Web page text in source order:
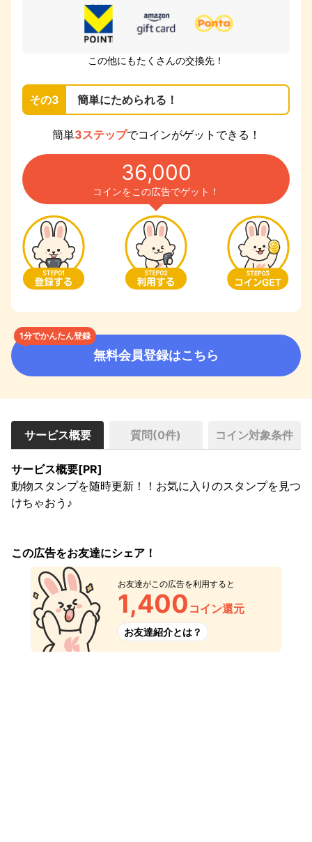
この他にもたくさんの交換先！
その3 簡単にためられる！
簡単3ステップでコインがゲットできる！
36,000
コインをこの広告でゲット！
1分でかんたん登録
無料会員登録はこちら
サービス概要 質問(0件) コイン対象条件
サービス概要[PR]
動物スタンプを随時更新！！お気に入りのスタンプを見つ
けちゃおう♪
この広告をお友達にシェア！
お友達がこの広告を利用すると
1,400 コイン還元
お友達紹介とは？